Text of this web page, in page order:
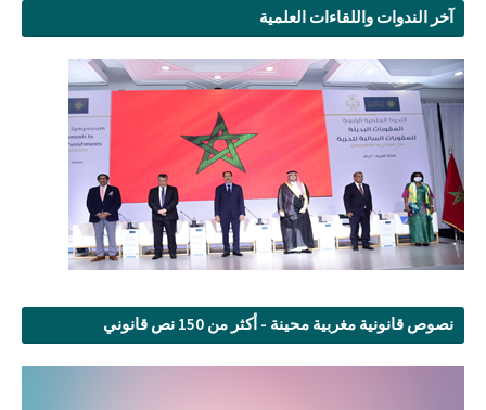
آخر الندوات واللقاءات العلمية
نصوص قانونية مغربية محينة - أكثر من 150 نص قانوني